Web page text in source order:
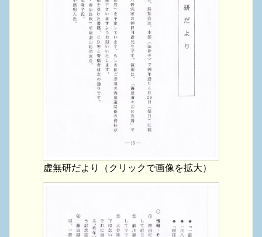
虚無研だより（クリックで画像を拡大）